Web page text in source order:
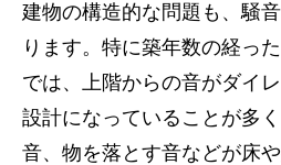
建物の構造的な問題も、騒
ります。特に築年数の経っ
では、上階からの音がダイ
設計になっていることが多
音、物を落とす音などが床